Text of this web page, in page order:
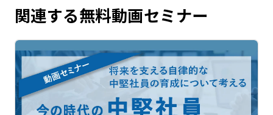
関連する無料動画セミナー